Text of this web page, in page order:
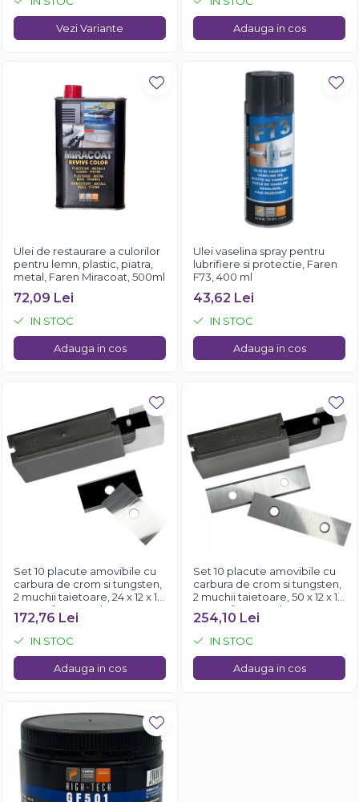
Vezi Variante Adauga in cos
Ulei de restaurare a culorilor
pentru lemn, plastic, piatra,
metal, Faren Miracoat, 500ml
72,09 Lei
IN STOC
Adauga in cos
Ulei vaselina spray pentru
lubrifiere si protectie, Faren
F73, 400 ml
43,62 Lei
IN STOC
Adauga in cos
Set 10 placute amovibile cu
carbura de crom si tungsten,
2 muchii taietoare, 24 x 12 x 1.5
mm, 35°, Kannenberg
172,76 Lei
IN STOC
Adauga in cos
Set 10 placute amovibile cu
carbura de crom si tungsten,
2 muchii taietoare, 50 x 12 x 1.5
mm, 35°, Kannenberg
254,10 Lei
IN STOC
Adauga in cos